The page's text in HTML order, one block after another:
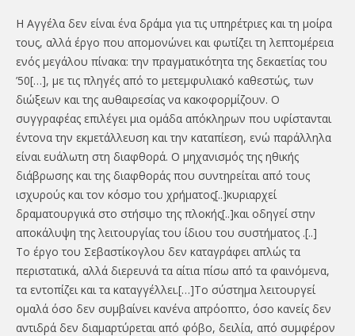
Η Αγγέλα δεν είναι ένα δράμα για τις υπηρέτριες και τη μοίρα
τους, αλλά έργο που απομονώνει και φωτίζει τη λεπτομέρεια
ενός μεγάλου πίνακα: την πραγματικότητα της δεκαετίας του
’50[…], με τις πληγές από το μετεμφυλιακό καθεστώς, των
διώξεων και της αυθαιρεσίας να κακοφορμίζουν. Ο
συγγραφέας επιλέγει μια ομάδα απόκληρων που υφίστανται
έντονα την εκμετάλλευση και την καταπίεση, ενώ παράλληλα
είναι ευάλωτη στη διαφθορά. Ο μηχανισμός της ηθικής
διάβρωσης και της διαφθοράς που συντηρείται από τους
ισχυρούς και τον κόσμο του χρήματος[..]κυριαρχεί
δραματουργικά στο στήσιμο της πλοκής[..]και οδηγεί στην
αποκάλυψη της λειτουργίας του ίδιου του συστήματος .[..]
Το έργο του Σεβαστίκογλου δεν καταγράφει απλώς τα
περιστατικά, αλλά διερευνά τα αίτια πίσω από τα φαινόμενα,
τα εντοπίζει και τα καταγγέλλει.[…]Το σύστημα λειτουργεί
ομαλά όσο δεν συμβαίνει κανένα απρόοπτο, όσο κανείς δεν
αντιδρά δεν διαμαρτύρεται από φόβο, δειλία, από συμφέρον